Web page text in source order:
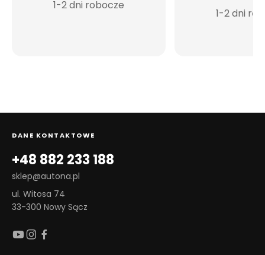
1-2 dni robocze
1-2 dni
DANE KONTAKTOWE
+48 882 233 188
sklep@autona.pl
ul. Witosa 74
33-300 Nowy Sącz